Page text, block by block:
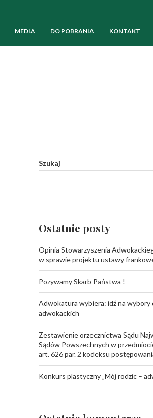
MEDIA DO POBRANIA KONTAKT
Szukaj
Ostatnie posty
Opinia Stowarzyszenia
w sprawie projektu ustawy
Pozywamy Skarb Państwa !
Adwokatura wybiera: idź na wybory
adwokackich
Zestawienie orzecznictwa Sądu
Sądów Powszechnych w
art. 626 par. 2 kodeksu
Konkurs plastyczny „Mój rodzic –